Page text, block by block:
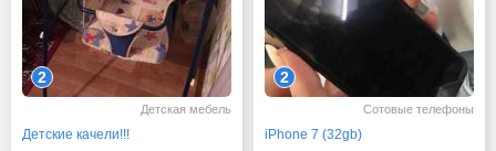
2
Детская мебель
Детские качели!!!
2
Сотовые телефоны
iPhone 7 (32gb)